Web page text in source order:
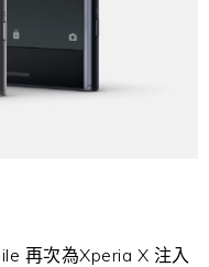
再次為Xperia X 注入